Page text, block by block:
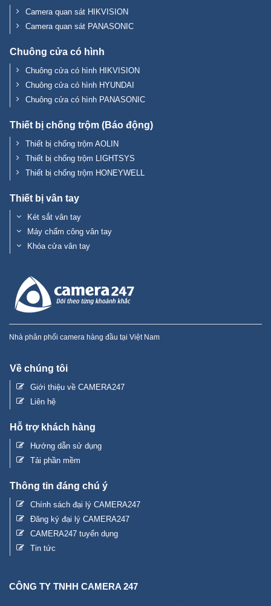
Camera quan sát HIKVISION
Camera quan sát PANASONIC
Chuông cửa có hình
Chuông cửa có hình HIKVISION
Chuông cửa có hình HYUNDAI
Chuông cửa có hình PANASONIC
Thiết bị chống trộm (Báo động)
Thiết bị chống trộm AOLIN
Thiết bị chống trộm LIGHTSYS
Thiết bị chống trộm HONEYWELL
Thiết bị vân tay
Két sắt vân tay
Máy chấm công vân tay
Khóa cửa vân tay
Nhà phân phối camera hàng đầu tại Việt Nam
Về chúng tôi
Giới thiệu về CAMERA247
Liên hệ
Hỗ trợ khách hàng
Hướng dẫn sử dụng
Tải phần mềm
Thông tin đáng chú ý
Chính sách đại lý CAMERA247
Đăng ký đại lý CAMERA247
CAMERA247 tuyển dụng
Tin tức
CÔNG TY TNHH CAMERA 247